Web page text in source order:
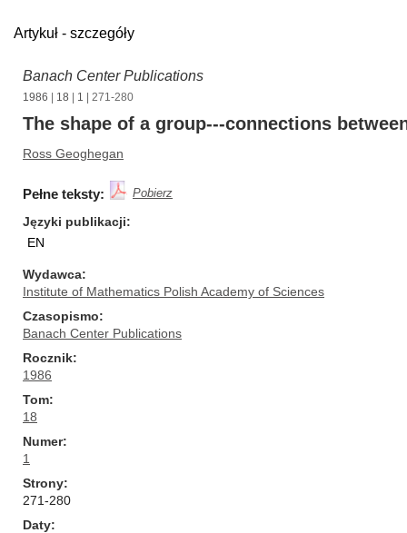
Artykuł - szczegóły
Banach Center Publications
1986 18 1 | 271-280
The shape of a group---connections
Ross Geoghegan
Pełne teksty: Pobierz
Języki publikacji
EN
Wydawca
Institute of Mathematics Polish Academy of Sciences
Czasopismo
Banach Center Publications
Rocznik
1986
Tom
18
Numer
1
Strony
271-280
Daty